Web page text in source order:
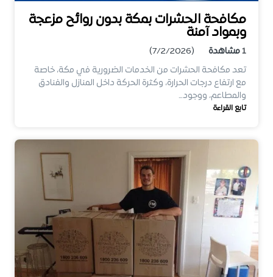
مكافحة الحشرات بمكة بدون روائح مزعجة
وبمواد آمنة
1مشاهدة
(7/2/2026)
تعد مكافحة الحشرات من الخدمات الضرورية في مكة، خاصة
مع ارتفاع درجات الحرارة، وكثرة الحركة داخل المنازل والفنادق
والمطاعم، ووجود…
تابع القراءة